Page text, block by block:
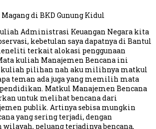
di BKD Gunung Kidul
Administrasi Keuangan Negara kita
kebetulan saya dapatnya di Bantul
terkait alokasi penggunaan
kuliah Manajemen Bencana ini
kuliah pilihan nah aku milihnya matkul
teman ada juga yang memilih mata
Matkul Manajemen Bencana
untuk melihat bencana dari
publik. Artinya sebisa mungkin
yang sering terjadi, dengan
peluang terjadinya bencana,